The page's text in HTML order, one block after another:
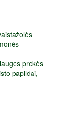
prekės
papildai,